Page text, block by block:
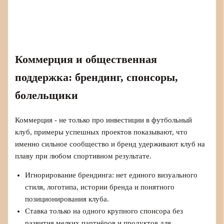
Коммерция и общественная
поддержка: брендинг, спонсоры,
болельщики
Коммерция - не только про инвестиции в футбольный
клуб, примеры успешных проектов показывают, что
именно сильное сообщество и бренд удерживают клуб на
плаву при любом спортивном результате.
Игнорирование брендинга: нет единого визуального
стиля, логотипа, истории бренда и понятного
позиционирования клуба.
Ставка только на одного крупного спонсора без